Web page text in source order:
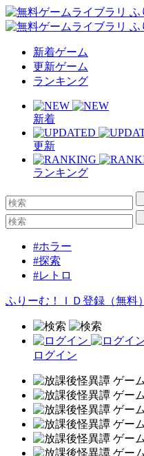
新着ゲーム
更新ゲーム
ランキング
新着
更新
ランキング
#ホラー
#探索
#レトロ
ふりーむ！ＩＤ登録（無料）
ログイン